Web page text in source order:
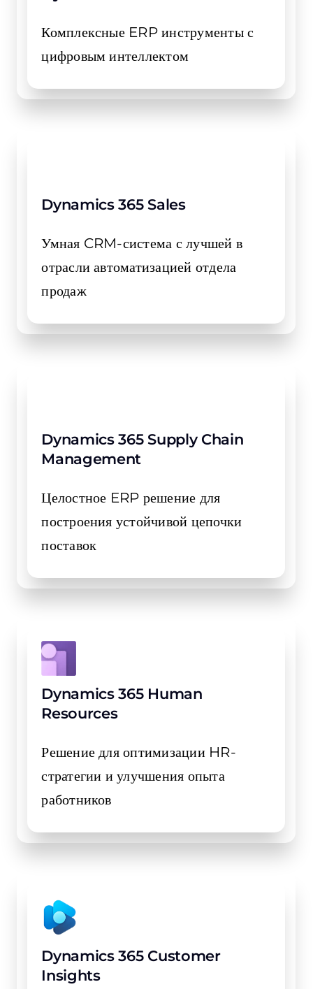
Комплексные ERP инструменты с
цифровым интеллектом
Dynamics 365 Sales
Умная CRM-система с лучшей в
отрасли автоматизацией отдела
продаж
Dynamics 365 Supply Chain
Management
Целостное ERP решение для
построения устойчивой цепочки
поставок
Dynamics 365 Human
Resources
Решение для оптимизации HR-
стратегии и улучшения опыта
работников
Dynamics 365 Customer
Insights